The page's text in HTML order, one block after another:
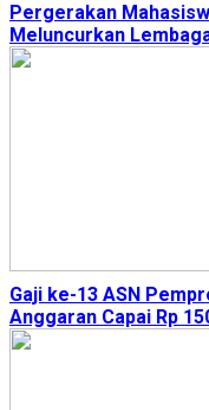
Pergerakan
Meluncurkan
Gaji ke-13 ASN
Anggaran Capai Rp